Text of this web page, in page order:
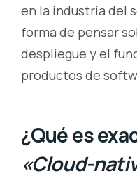
en la industria del
forma de pensar
despliegue y el
productos de
¿Qué es
«Cloud-